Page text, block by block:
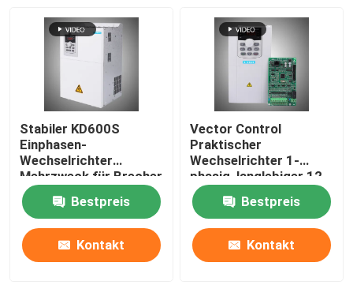
Stabiler KD600S
Einphasen-
Wechselrichter
Mehrzweck für Brecher
Bestpreis
Kontakt
Vector Control
Praktischer
Wechselrichter 1-
phasig, langlebiger 12-
kW-Wechselrichter
einphasigBestpreis
Kontakt